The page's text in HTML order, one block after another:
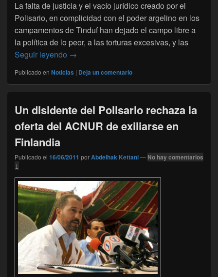
La falta de justicia y el vacío jurídico creado por el
Polisario, en complicidad con el poder argelino en los
campamentos de Tinduf han dejado el campo libre a
la política de lo peor, a las torturas excesivas, y las
Seguir leyendo El Polisario y su política de lo peor en los
→
Publicado en Noticias | Deja un comentario
Un disidente del Polisario rechaza la
oferta del ACNUR de exiliarse en
Finlandia
Publicado el 16/06/2011 porAbdelhak Kettani— No hay comentarios
↓